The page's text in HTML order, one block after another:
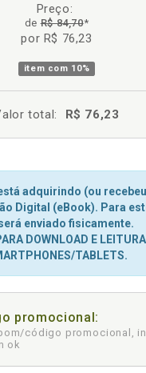
Preço:
deR$ 84,70*
por R$ 76,23
item com 10%
total: R$ 76,23
adquirindo (ou
Digital (eBook). Para
será enviado fisicamente.
DOWNLOAD E
TABLETS.
promocional:
código promocional,
ok